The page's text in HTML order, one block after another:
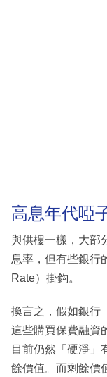
高息年代啞
與供樓一樣，大部
息率，但有些銀行
Rate）掛鈎。
換言之，假如銀行
這些購買保費融資
目前仍然「硬淨」
餘價值。而剩餘價